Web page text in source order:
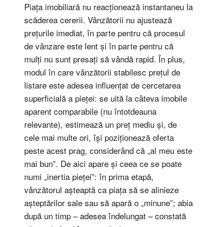
Piața imobiliară nu reacționează instantaneu la
scăderea cererii. Vânzătorii nu ajustează
prețurile imediat, în parte pentru că procesul
de vânzare este lent și în parte pentru că
mulți nu sunt presați să vândă rapid. În plus,
modul în care vânzătorii stabilesc prețul de
listare este adesea influențat de cercetarea
superficială a pieței: se uită la câteva imobile
aparent comparabile (nu întotdeauna
relevante), estimează un preț mediu și, de
cele mai multe ori, își poziționează oferta
peste acest prag, considerând că „al meu este
mai bun”. De aici apare și ceea ce se poate
numi „inertia pieței”: în prima etapă,
vânzătorul așteaptă ca piața să se alinieze
așteptărilor sale sau să apară o „minune”; abia
după un timp – adesea îndelungat – constată